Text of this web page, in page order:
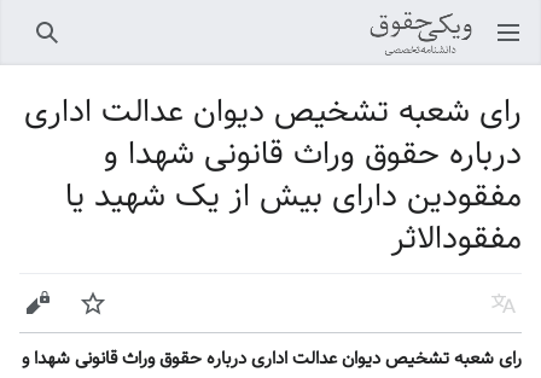
باز کردن منو اصلی جستجو
رای شعبه تشخیص دیوان عدالت اداری
درباره حقوق وراث قانونی شهدا و
مفقودین دارای بیش از یک شهید یا
مفقودالاثر
زبان پیگیری ویرایش
رای شعبه تشخیص دیوان عدالت اداری درباره حقوق وراث قانونی شهدا و